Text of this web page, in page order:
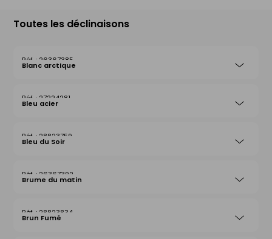
Toutes les déclinaisons
26367385
Blanc arctique
27224281
Bleu acier
28823759
Bleu du Soir
26367392
Brume du matin
28823834
Brun Fumé